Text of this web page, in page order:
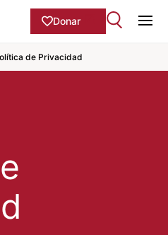
Donar
de Privacidad